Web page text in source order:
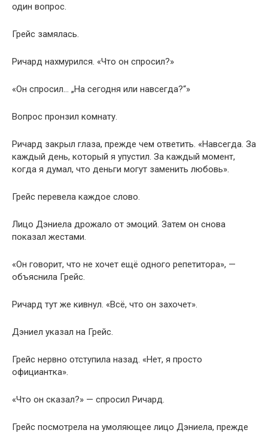
один вопрос.
Грейс замялась.
Ричард нахмурился. «Что он спросил?»
«Он спросил… „На сегодня или навсегда?“»
Вопрос пронзил комнату.
Ричард закрыл глаза, прежде чем ответить. «Навсегда. За
каждый день, который я упустил. За каждый момент,
когда я думал, что деньги могут заменить любовь».
Грейс перевела каждое слово.
Лицо Дэниела дрожало от эмоций. Затем он снова
показал жестами.
«Он говорит, что не хочет ещё одного репетитора», —
объяснила Грейс.
Ричард тут же кивнул. «Всё, что он захочет».
Дэниел указал на Грейс.
Грейс нервно отступила назад. «Нет, я просто
официантка».
«Что он сказал?» — спросил Ричард.
Грейс посмотрела на умоляющее лицо Дэниела, прежде